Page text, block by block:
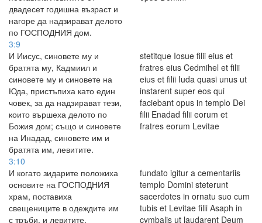
двадесет годишна възраст и
нагоре да надзирават делото
по ГОСПОДНИЯ дом.
3:9
И Иисус, синовете му и
братята му, Кадмиил и
синовете му и синовете на
Юда, пристъпиха като един
човек, за да надзирават тези,
които вършеха делото по
Божия дом; също и синовете
на Инадад, синовете им и
братята им, левитите.
stetitque Iosue filii eius et
fratres eius Cedmihel et filii
eius et filii Iuda quasi unus ut
instarent super eos qui
faciebant opus in templo Dei
filii Enadad filii eorum et
fratres eorum Levitae
3:10
И когато зидарите положиха
основите на ГОСПОДНИЯ
храм, поставиха
свещениците в одеждите им
с тръби, и левитите,
fundato igitur a cementariis
templo Domini steterunt
sacerdotes in ornatu suo cum
tubis et Levitae filii Asaph in
cymbalis ut laudarent Deum